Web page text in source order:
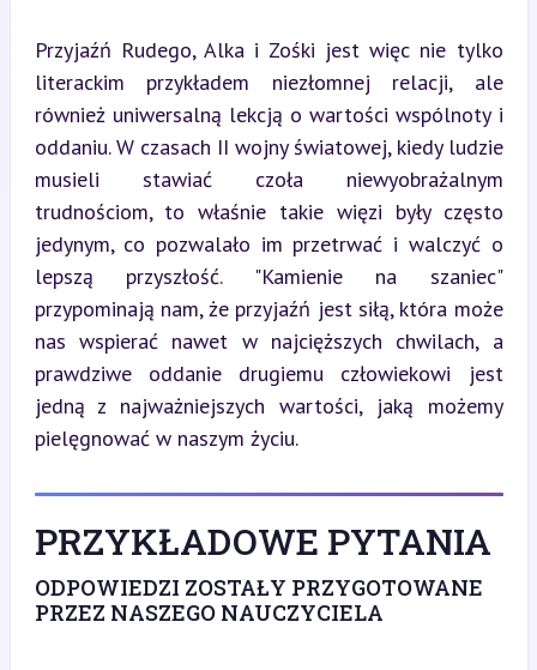
Przyjaźń Rudego, Alka i Zośki jest więc nie tylko
literackim przykładem niezłomnej relacji, ale
również uniwersalną lekcją o wartości wspólnoty i
oddaniu. W czasach II wojny światowej, kiedy ludzie
musieli stawiać czoła niewyobrażalnym
trudnościom, to właśnie takie więzi były często
jedynym, co pozwalało im przetrwać i walczyć o
lepszą przyszłość. "Kamienie na szaniec"
przypominają nam, że przyjaźń jest siłą, która może
nas wspierać nawet w najcięższych chwilach, a
prawdziwe oddanie drugiemu człowiekowi jest
jedną z najważniejszych wartości, jaką możemy
pielęgnować w naszym życiu.
PRZYKŁADOWE PYTANIA
ODPOWIEDZI ZOSTAŁY PRZYGOTOWANE
PRZEZ NASZEGO NAUCZYCIELA